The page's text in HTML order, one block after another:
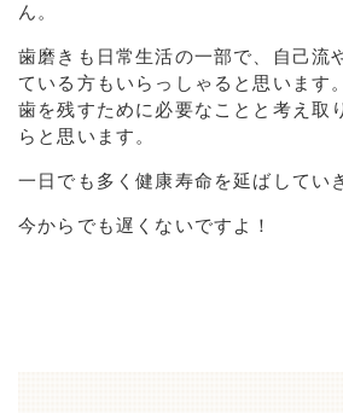
ん。
歯磨きも日常生活の一部で、自己流
ている方もいらっしゃると思います
歯を残すために必要なことと考え取
らと思います。
一日でも多く健康寿命を延ばしてい
今からでも遅くないですよ！